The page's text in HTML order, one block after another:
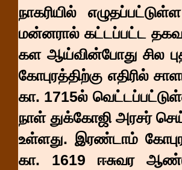
நாகரியில்
மன்னரால் கட்டப்பட்ட
கள ஆய்வின்போது சில
கோபுரத்திற்கு எதிரில்
கா. 1715ல்
நாள் துக்கோஜி அரசர்
உள்ளது. இரண்டாம்
கா. 1619 ஈசுவர